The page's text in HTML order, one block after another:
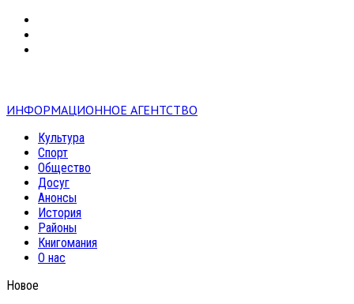
ИНФОРМАЦИОННОЕ АГЕНТСТВО
Культура
Спорт
Общество
Досуг
Анонсы
История
Районы
Книгомания
О нас
Новое